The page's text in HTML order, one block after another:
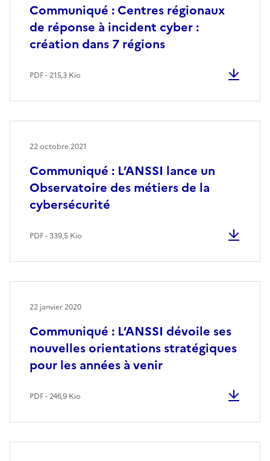
Communiqué : Centres régionaux
de réponse à incident cyber :
création dans 7 régions
PDF - 215,3 Kio
Communiqué : L’ANSSI lance un
Observatoire des métiers de la
cybersécurité
22 octobre 2021
PDF - 339,5 Kio
Communiqué : L’ANSSI dévoile ses
nouvelles orientations stratégiques
pour les années à venir
22 janvier 2020
PDF - 246,9 Kio